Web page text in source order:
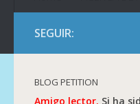
SEGUIR:
BLOG PETITION
Amigo lector. Si ha